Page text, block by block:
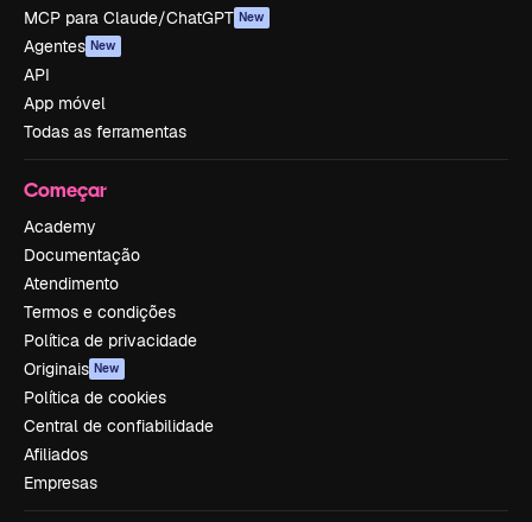
MCP para Claude/ChatGPT New
Agentes New
API
App móvel
Todas as ferramentas
Começar
Academy
Documentação
Atendimento
Termos e condições
Política de privacidade
Originais New
Política de cookies
Central de confiabilidade
Afiliados
Empresas